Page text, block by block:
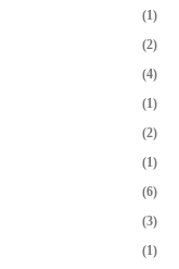
(1)
(2)
(4)
(1)
(2)
(1)
(6)
(3)
(1)